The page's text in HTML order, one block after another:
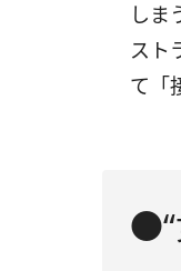
しま
スト
て「
●“